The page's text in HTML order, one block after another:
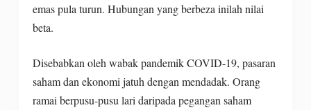
emas pula turun. Hubungan yang berbeza inilah nilai
beta.
Disebabkan oleh wabak pandemik COVID-19, pasaran
saham dan ekonomi jatuh dengan mendadak. Orang
ramai berpusu-pusu lari daripada pegangan saham